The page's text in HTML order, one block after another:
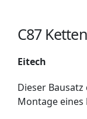
C87
Eitech
Dieser
Montage eines